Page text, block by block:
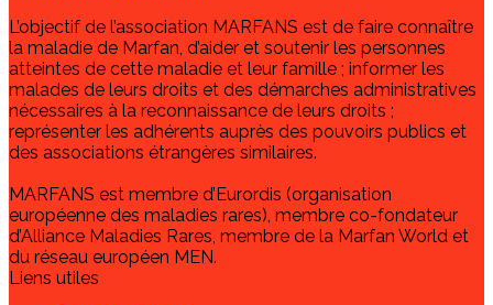
L’objectif de l’association MARFANS est de faire connaître
la maladie de Marfan, d’aider et soutenir les personnes
atteintes de cette maladie et leur famille ; informer les
malades de leurs droits et des démarches administratives
nécessaires à la reconnaissance de leurs droits ;
représenter les adhérents auprès des pouvoirs publics et
des associations étrangères similaires.
MARFANS est membre d’Eurordis (organisation
européenne des maladies rares), membre co-fondateur
d’Alliance Maladies Rares, membre de la Marfan World et
du réseau européen MEN.
Liens utiles